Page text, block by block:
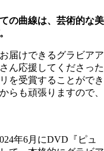
の曲線は、芸術的な美
届けできるグラビアア
ん応援してくださった
を受賞することができ
らも頑張りますので、
年6月にDVD『ピュ